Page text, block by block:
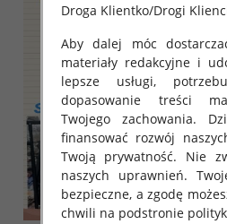
Droga Klientko/Drogi
Aby dalej móc
materiały redakcyjne i
lepsze usługi,
dopasowanie treści
Twojego zachowania.
finansować rozwój
Twoją prywatność. Nie
naszych uprawnień.
bezpieczne, a zgodę
chwili na podstronie